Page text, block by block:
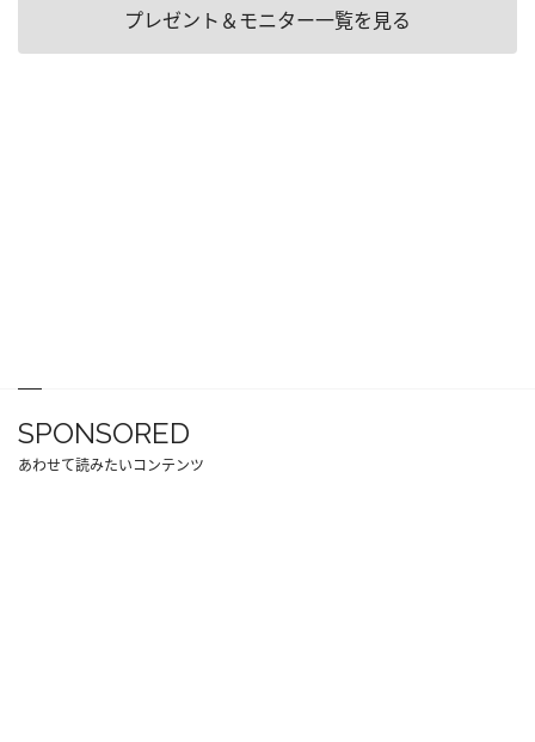
プレゼント＆モニター一覧を見る
SPONSORED
あわせて読みたいコンテンツ